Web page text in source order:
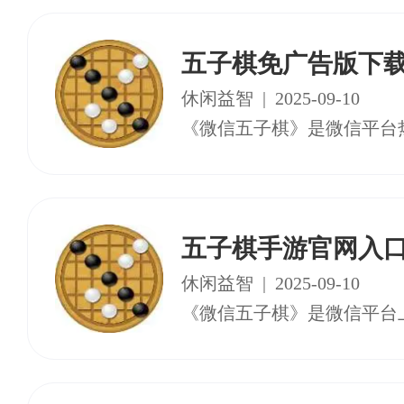
五子棋免广告版下
休闲益智 | 2025-09-10
五子棋手游官网入
休闲益智 | 2025-09-10